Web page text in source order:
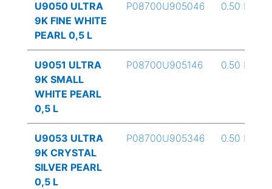
U9050 ULTRA
9K FINE WHITE
PEARL 0,5 L
P08700U905046 0.50 L
U9051 ULTRA
9K SMALL
WHITE PEARL
0,5 L
P08700U905146 0.50 L
U9053 ULTRA
9K CRYSTAL
SILVER PEARL
0,5 L
P08700U905346 0.50 L